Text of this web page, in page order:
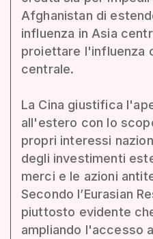
Afghanistan di
influenza in Asia
proiettare l'influenza
centrale.
La Cina giustifica
all'estero con lo
propri interessi
degli investimenti
merci e le azioni
Secondo l’Eurasian
piuttosto evidente
ampliando l'accesso